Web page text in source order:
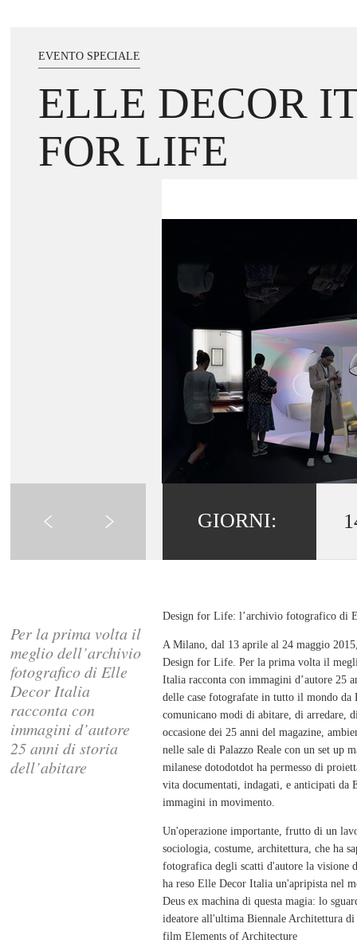
EVENTO SPECIALE
ELLE DECOR
FOR LIFE
GIORNI:
Per la prima volta il
meglio dell’archivio
fotografico di Elle
Decor Italia
racconta con
immagini d’autore
25 anni di storia
dell’abitare
Design for Life: l’archivio fotografico di
A Milano, dal 13 aprile al 24 maggio
Design for Life. Per la prima volta il
Italia racconta con immagini d’autore 25
delle case fotografate in tutto il mondo
comunicano modi di abitare, di arredare,
occasione dei 25 anni del magazine,
nelle sale di Palazzo Reale con un set up
milanese dotodotdot ha permesso di
vita documentati, indagati, e anticipati da
immagini in movimento.
Un'operazione importante, frutto di un
sociologia, costume, architettura, che ha
fotografica degli scatti d'autore la visione
ha reso Elle Decor Italia un'apripista nel
Deus ex machina di questa magia: lo
ideatore all'ultima Biennale Architettura di
film Elements of Architecture